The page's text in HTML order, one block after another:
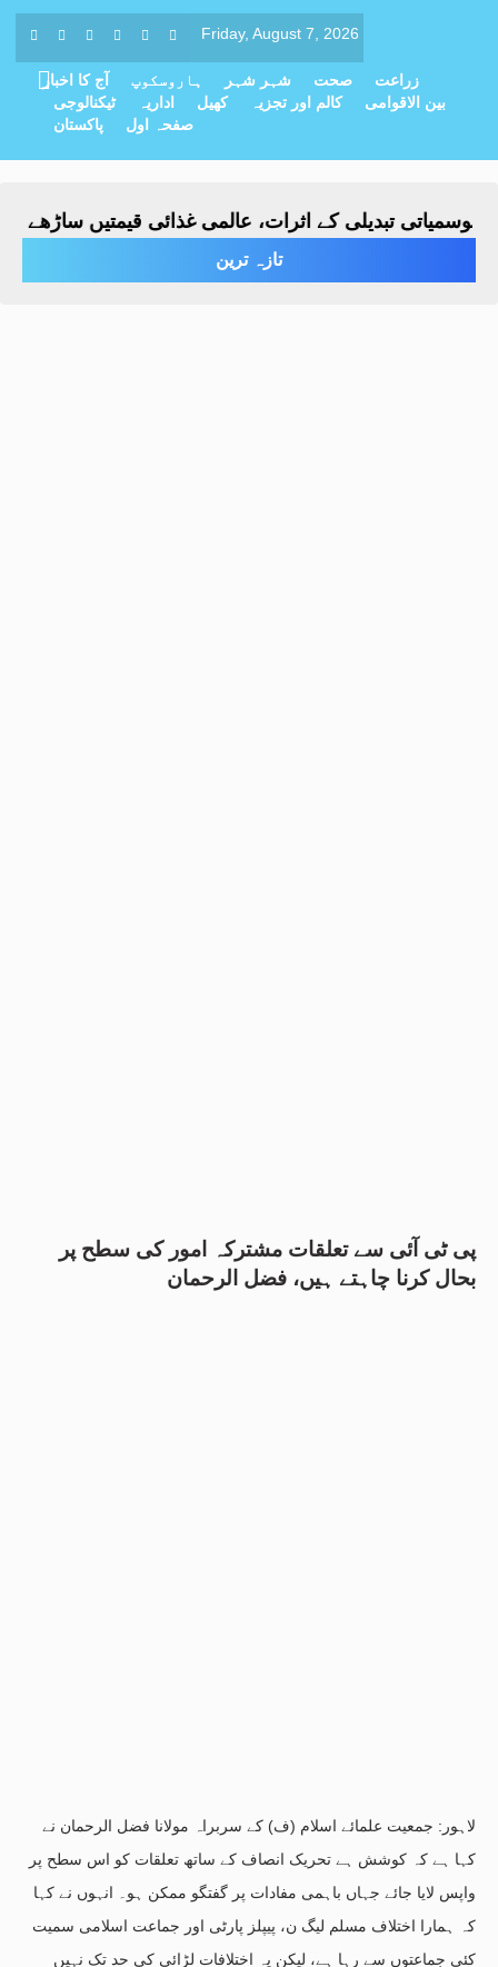
Friday, August 7, 2026
آج کا اخبار ہاروسکوپ شہر شہر صحت
زراعت
ٹیکنالوجی
اداریہ کھیل کالم اور تجزیہ
بین الاقوامی
پاکستان
صفحہ اول
تبدیلی کے اثرات، عالمی غذائی قیمتیں ساڑھے
تازہ ترین
پی ٹی آئی سے تعلقات مشترکہ امور کی سطح پر
بحال کرنا چاہتے ہیں، فضل الرحمان
لاہور: جمعیت علمائے اسلام (ف) کے سربراہ مولانا فضل الرحمان نے
کہا ہے کہ کوشش ہے تحریک انصاف کے ساتھ تعلقات کو اس سطح پر
واپس لایا جائے جہاں باہمی مفادات پر گفتگو ممکن ہو۔ انہوں نے کہا
کہ ہمارا اختلاف مسلم لیگ ن، پیپلز پارٹی اور جماعت اسلامی سمیت
کئی جماعتوں سے رہا ہے، لیکن یہ اختلافات لڑائی کی حد تک نہیں